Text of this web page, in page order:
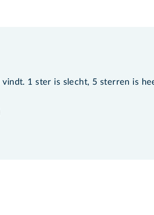
1 ster is slecht, 5 sterren is